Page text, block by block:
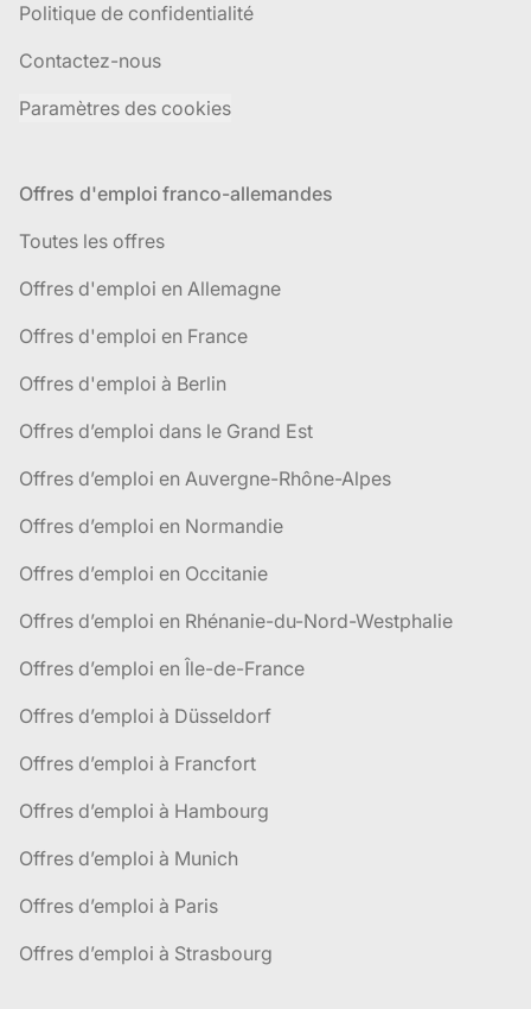
Politique de confidentialité
Contactez-nous
Paramètres des cookies
Offres d'emploi franco-allemandes
Toutes les offres
Offres d'emploi en Allemagne
Offres d'emploi en France
Offres d'emploi à Berlin
Offres d’emploi dans le Grand Est
Offres d’emploi en Auvergne-Rhône-Alpes
Offres d’emploi en Normandie
Offres d’emploi en Occitanie
Offres d’emploi en Rhénanie-du-Nord-Westphalie
Offres d’emploi en Île-de-France
Offres d’emploi à Düsseldorf
Offres d’emploi à Francfort
Offres d’emploi à Hambourg
Offres d’emploi à Munich
Offres d’emploi à Paris
Offres d’emploi à Strasbourg